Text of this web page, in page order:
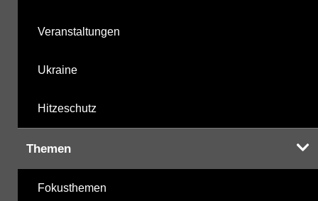
Veranstaltungen
Ukraine
Hitzeschutz
Themen
Fokusthemen